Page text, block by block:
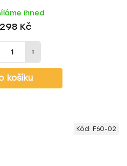
ihned
Kč
košíku
Kód: F60-02